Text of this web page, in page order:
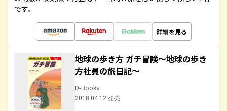
です。
詳細を見る
地球の歩き方 ガチ冒険～地球の歩き
方社員の旅日記～
D-Books
2018.04.12 発売